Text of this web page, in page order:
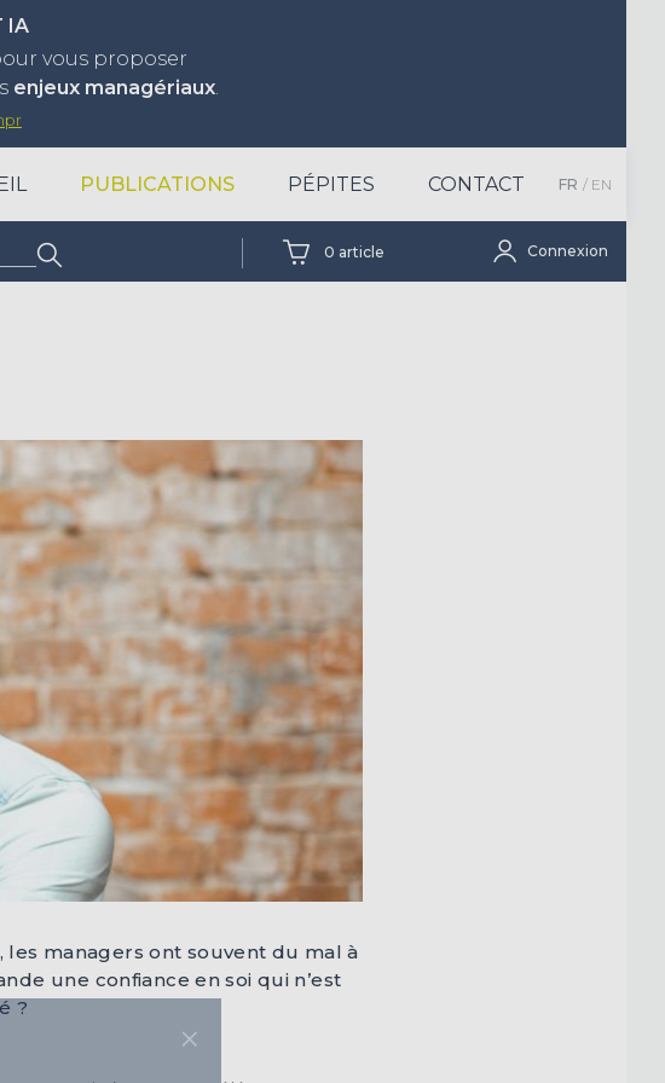
IA
vous proposer
enjeux managériaux.
PUBLICATIONS PÉPITES CONTACT FR EN
0 article Connexion
managers ont souvent du mal à
une confiance en soi qui n’est
?
×